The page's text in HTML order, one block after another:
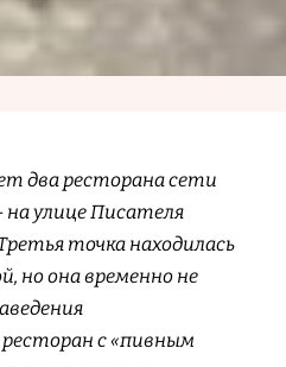
два ресторана сети
улице Писателя
точка находилась
но она временно не
с «пивным